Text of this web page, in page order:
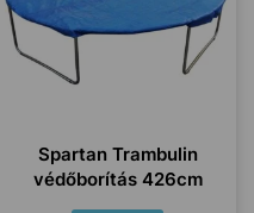
Spartan Trambulin
védőborítás 426cm